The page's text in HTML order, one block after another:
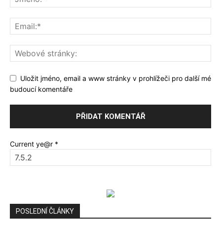
Uložit jméno, email a www stránky v prohlížeči pro další mé
budoucí komentáře
Current ye@r *
POSLEDNÍ ČLÁNKY